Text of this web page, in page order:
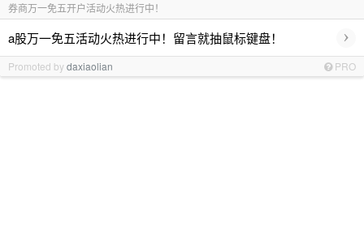
券商万一免五开户活动火热进行中！
a股万一免五活动火热进行中！留言就抽鼠标键盘！ ›
Promoted bydaxiaolian PRO